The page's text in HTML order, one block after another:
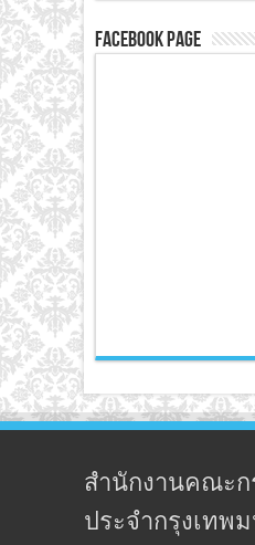
Facebook Page
สำนักงานคณะก
ประจำกรุงเทพ